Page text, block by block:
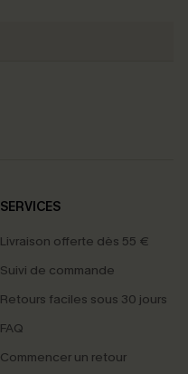
SERVICES
Livraison offerte dès 55 €
Suivi de commande
Retours faciles sous 30 jours
FAQ
Commencer un retour